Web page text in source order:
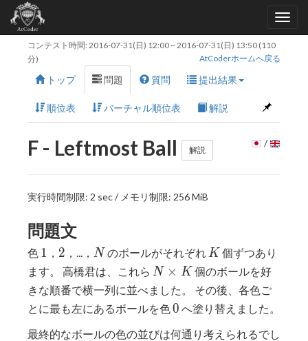
コンテスト時間: 2016-07-31(日) 12:00~ 2016-07-31(日) 13:50 (110
分)
AtCoderホームへ戻る
トップ 問題 質問 提出結果
順位表 バーチャル順位表 解説
F - Leftmost Ball 解説
/
実行時間制限: 2 sec / メモリ制限: 256 MiB
問題文
色 1
1 ， 2
2 ，...， N
N のボールがそれぞれ K
K 個ずつあり
ます。 高橋君は、これら N×K
N × K 個のボールを好
きな順番で横一列に並べました。 その後、各色ご
とに最も左にあるボールを色0
0 へ塗り替えました。
最終的なボールの色の並びは何通り考えられるでし